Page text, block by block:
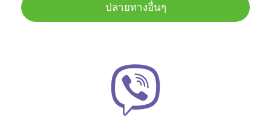
ปลายทางอื่นๆ